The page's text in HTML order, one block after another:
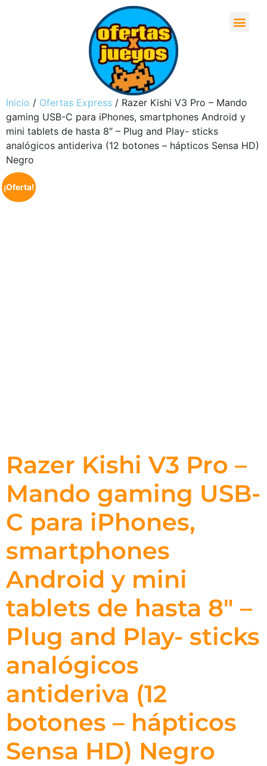
Inicio / Ofertas Express / Razer Kishi V3 Pro – Mando
gaming USB-C para iPhones, smartphones Android y
mini tablets de hasta 8″ – Plug and Play- sticks
analógicos antideriva (12 botones – hápticos Sensa HD)
Negro
¡Oferta!
Razer Kishi V3 Pro –
Mando gaming USB-
C para iPhones,
smartphones
Android y mini
tablets de hasta 8″ –
Plug and Play- sticks
analógicos
antideriva (12
botones – hápticos
Sensa HD) Negro